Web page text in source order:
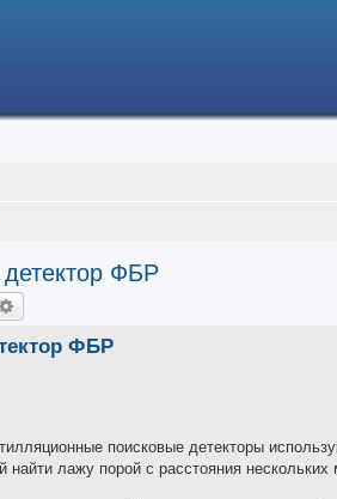
ФБР
ФБР
поисковые детекторы
лажу порой с расстояния нескольких